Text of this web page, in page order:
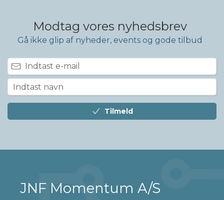
Modtag vores nyhedsbrev
Gå ikke glip af nyheder, events og gode tilbud
Tilmeld
JNF Momentum A/S